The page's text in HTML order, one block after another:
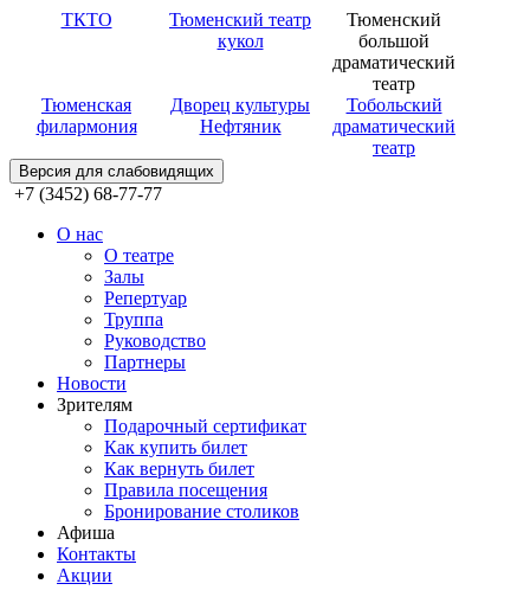
ТКТО
Тюменский театр
кукол
Тюменский
большой
драматический
театр
Тюменская
филармония
Дворец культуры
Нефтяник
Тобольский
драматический
театр
Версия для слабовидящих
+7 (3452) 68-77-77
О нас
О театре
Залы
Репертуар
Труппа
Руководство
Партнеры
Новости
Зрителям
Подарочный сертификат
Как купить билет
Как вернуть билет
Правила посещения
Бронирование столиков
Афиша
Контакты
Акции